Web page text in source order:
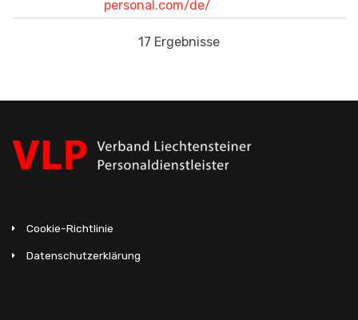
personal.com/de/
http://ch.gigroup.com/de/
237 55 77
17 Ergebnisse
Cookie-Richtlinie
Datenschutzerklärung